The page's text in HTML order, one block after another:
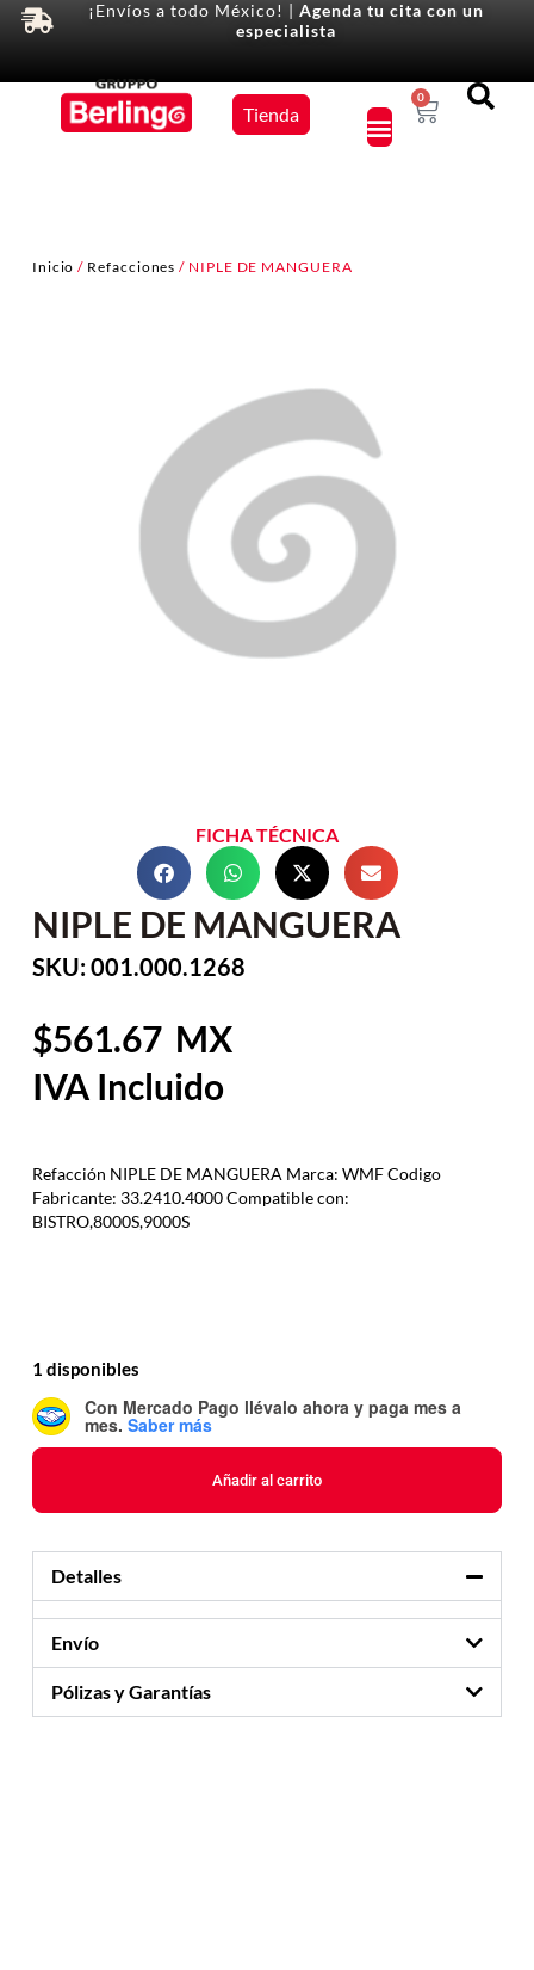
¡Envíos a todo México! | Agenda tu cita con un
especialista
Tienda
0
Inicio / Refacciones / NIPLE DE MANGUERA
FICHA TÉCNICA
NIPLE DE MANGUERA
SKU: 001.000.1268
561.67
Refacción NIPLE DE MANGUERA Marca: WMF Codigo
Fabricante: 33.2410.4000 Compatible con:
BISTRO,8000S,9000S
1 disponibles
Con Mercado Pago llévalo ahora y paga mes a
mes. Saber más
Añadir al carrito
Detalles
Envío
Pólizas y Garantías